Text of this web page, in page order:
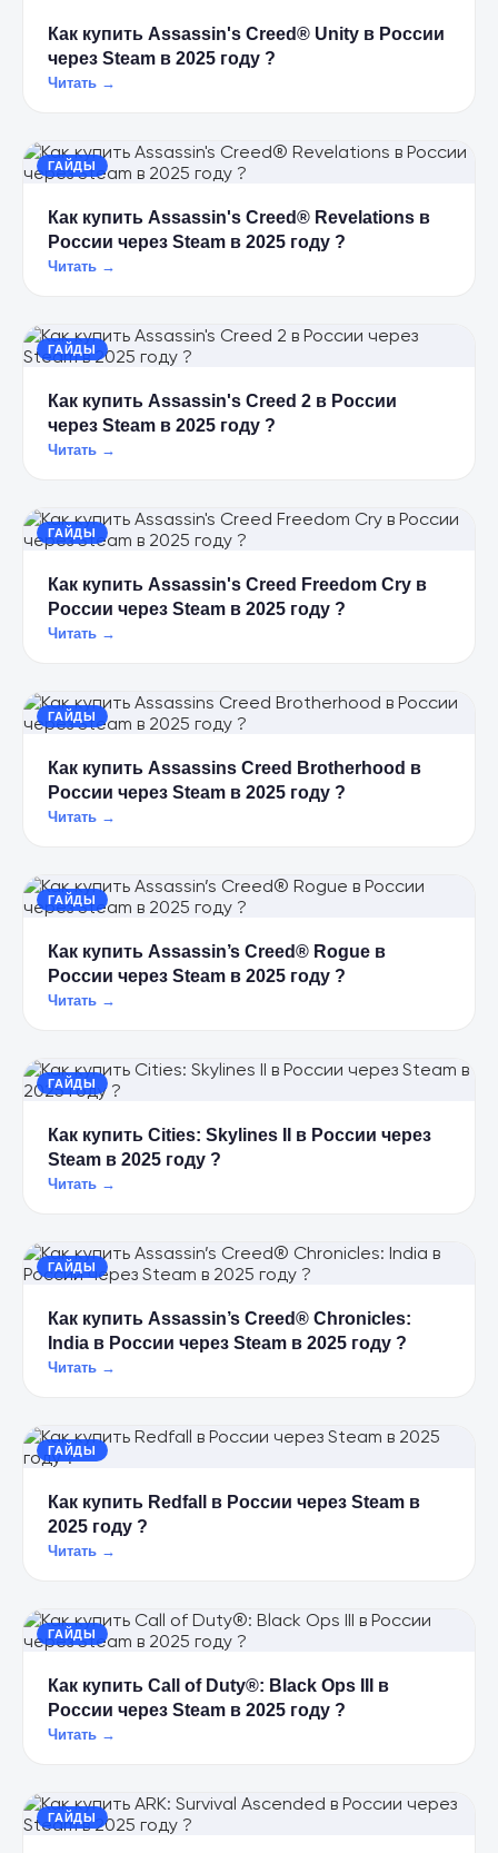
Как купить Assassin's Creed® Unity в России
через Steam в 2025 году ?
Читать →
ГАЙДЫ
Как купить Assassin's Creed® Revelations в
России через Steam в 2025 году ?
Читать →
ГАЙДЫ
Как купить Assassin's Creed 2 в России
через Steam в 2025 году ?
Читать →
ГАЙДЫ
Как купить Assassin's Creed Freedom Cry в
России через Steam в 2025 году ?
Читать →
ГАЙДЫ
Как купить Assassins Creed Brotherhood в
России через Steam в 2025 году ?
Читать →
ГАЙДЫ
Как купить Assassin’s Creed® Rogue в
России через Steam в 2025 году ?
Читать →
ГАЙДЫ
Как купить Cities: Skylines II в России через
Steam в 2025 году ?
Читать →
ГАЙДЫ
Как купить Assassin’s Creed® Chronicles:
India в России через Steam в 2025 году ?
Читать →
ГАЙДЫ
Как купить Redfall в России через Steam в
2025 году ?
Читать →
ГАЙДЫ
Как купить Call of Duty®: Black Ops III в
России через Steam в 2025 году ?
Читать →
ГАЙДЫ